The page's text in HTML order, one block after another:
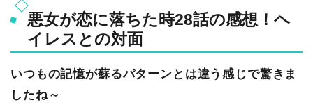
悪女が恋に落ちた時28話の感想！ヘ
イレスとの対面
いつもの記憶が蘇るパターンとは違う感じで驚きま
したね～